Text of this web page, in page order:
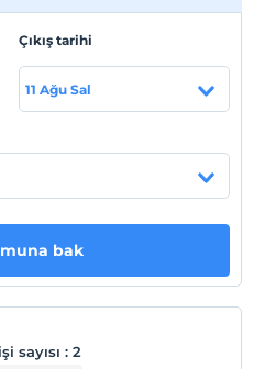
ücretsizdir.
2 çocuk ücretsizdir
Çıkış tarihi
11 Ağu Sal
bak
sayısı : 2